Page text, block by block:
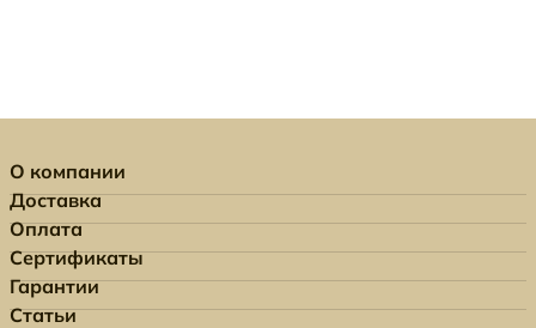
О компании
Доставка
Оплата
Сертификаты
Гарантии
Статьи